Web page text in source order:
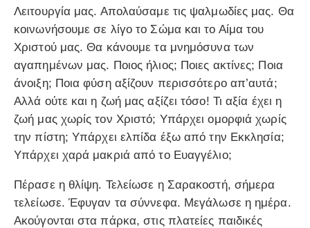
Λειτουργία μας. Απολαύσαμε τις ψαλμωδίες μας. Θα
κοινωνήσουμε σε λίγο το Σώμα και το Αίμα του
Χριστού μας. Θα κάνουμε τα μνημόσυνα των
αγαπημένων μας. Ποιος ήλιος; Ποιες ακτίνες; Ποια
άνοιξη; Ποια φύση αξίζουν περισσότερο απ’αυτά;
Αλλά ούτε και η ζωή μας αξίζει τόσο! Τι αξία έχει η
ζωή μας χωρίς τον Χριστό; Υπάρχει ομορφιά χωρίς
την πίστη; Υπάρχει ελπίδα έξω από την Εκκλησία;
Υπάρχει χαρά μακριά από το Ευαγγέλιο;
Πέρασε η θλίψη. Τελείωσε η Σαρακοστή, σήμερα
τελείωσε. Έφυγαν τα σύννεφα. Μεγάλωσε η ημέρα.
Ακούγονται στα πάρκα, στις πλατείες παιδικές